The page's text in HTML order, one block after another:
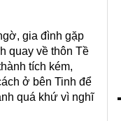
gia đình gặp
quay về thôn Tề
tích kém,
ở bên Tinh để
quá khứ vì nghĩ